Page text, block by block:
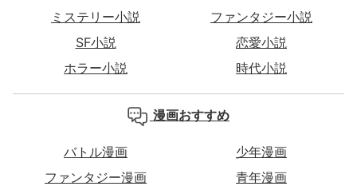
ミステリー小説
ファンタジー小説
SF小説
恋愛小説
ホラー小説
時代小説
漫画おすすめ
バトル漫画
少年漫画
ファンタジー漫画
青年漫画